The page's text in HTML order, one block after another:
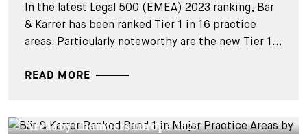
In the latest Legal 500 (EMEA) 2023 ranking, Bär
& Karrer has been ranked Tier 1 in 16 practice
areas. Particularly noteworthy are the new Tier 1...
READ MORE
Areas by Chambers Europe 2023